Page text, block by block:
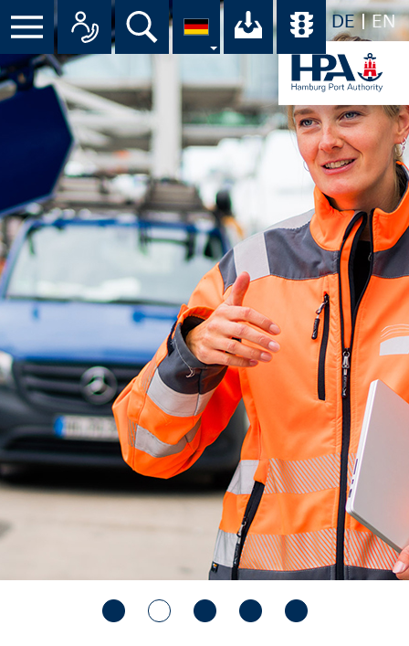
DE EN
Suche Ihr Download-